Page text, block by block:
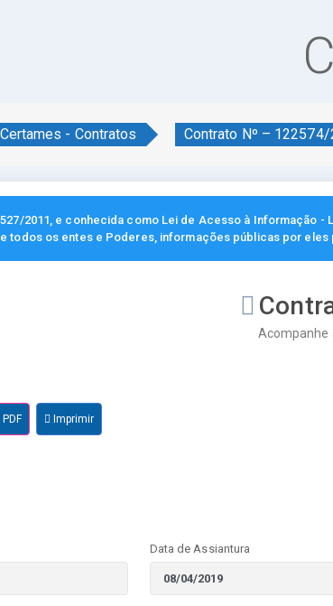
Certames - Contratos Contrato Nº –
2011, e conhecida como Lei de Acesso à
todos os entes e Poderes, informações públicas por eles
Acompanhe
Imprimir
Data de Assiantura